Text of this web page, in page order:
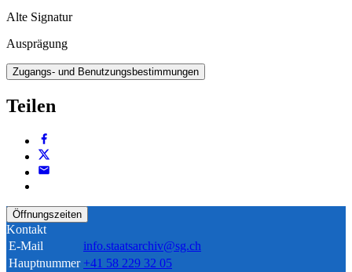
Alte Signatur
Ausprägung
Zugangs- und Benutzungsbestimmungen
Teilen
Öffnungszeiten
Kontakt
E-Mail
info.staatsarchiv@sg.ch
Hauptnummer +41 58 229 32 05